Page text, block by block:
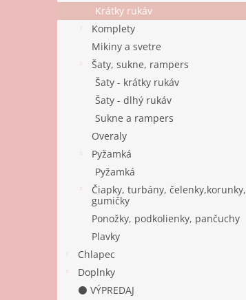
Krátky rukáv
Komplety
Mikiny a svetre
Šaty, sukne, rampers
Šaty - krátky rukáv
Šaty - dlhý rukáv
Sukne a rampers
Overaly
Pyžamká
Pyžamká
Čiapky, turbány, čelenky,korunky,
gumičky
Ponožky, podkolienky, pančuchy
Plavky
Chlapec
Doplnky
⚫ VÝPREDAJ